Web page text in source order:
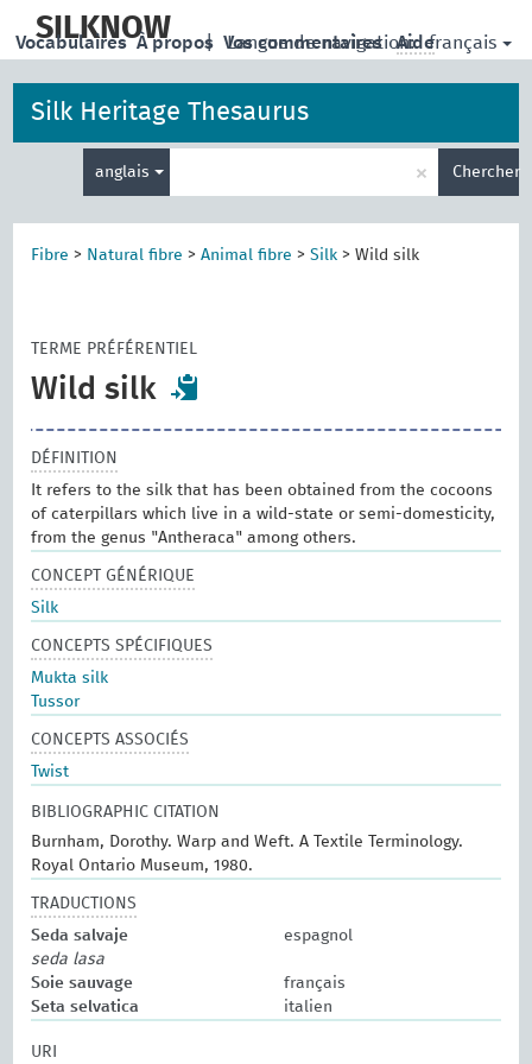
main
SILKNOW | Langue de navigation: français
Vocabulaires À propos Vos commentaires Aide
Silk Heritage Thesaurus
anglais
de
recherche
× Chercher
Fibre > Natural fibre >Animal fibre >Silk >Wild silk
TERME PRÉFÉRENTIEL
Wild silk
DÉFINITION
It refers to the silk that has been obtained from the cocoons
of caterpillars which live in a wild-state or semi-domesticity,
from the genus "Antheraca" among others.
CONCEPT GÉNÉRIQUE
Silk
CONCEPTS SPÉCIFIQUES
Mukta silk
Tussor
CONCEPTS ASSOCIÉS
Twist
BIBLIOGRAPHIC CITATION
Burnham, Dorothy. Warp and Weft. A Textile Terminology.
Royal Ontario Museum, 1980.
TRADUCTIONS
Seda salvaje
espagnol
seda lasa
Soie sauvage
français
Seta selvatica
italien
URI